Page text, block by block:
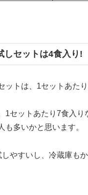
セットは4食入り!
ットは、 1セットあた
1セットあたり7食入り
も多いかと思います。
やすいし、冷蔵庫も